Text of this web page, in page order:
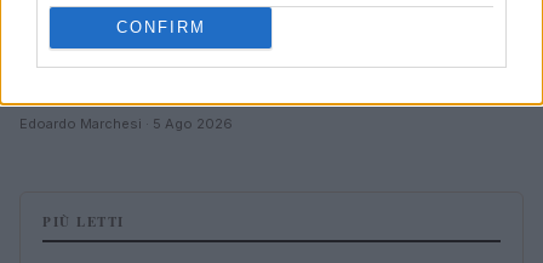
CONFIRM
Valle d’Aosta: polemiche tra sindacato e istituzioni per
Edoardo Marchesi · 5 Ago 2026
PIÙ LETTI